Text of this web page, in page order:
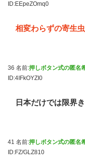
ID:EEpeZOmq0
相変わらずの寄生
36 名前:押しボタン式の匿名
ID:4IFkOYZI0
日本だけでは限界
41 名前:押しボタン式の匿名
ID:FZ/GLZ810